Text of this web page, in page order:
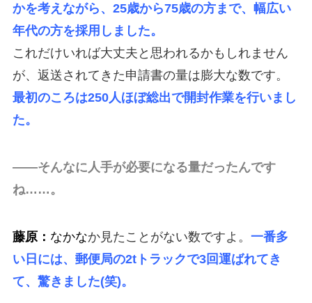
かを考えながら、25歳から75歳の方まで、幅広い
年代の方を採用しました。
これだけいれば大丈夫と思われるかもしれません
が、返送されてきた申請書の量は膨大な数です。
最初のころは250人ほぼ総出で開封作業を行いまし
た。
――そんなに人手が必要になる量だったんです
ね……。
藤原： なかなか見たことがない数ですよ。 一番多
い日には、郵便局の2tトラックで3回運ばれてき
て、驚きました(笑)。